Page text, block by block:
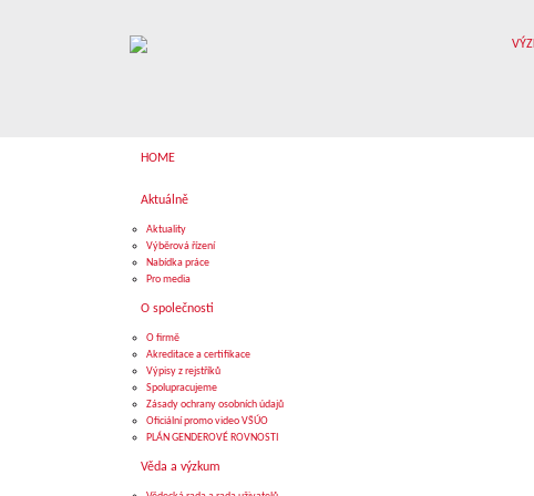
HOME
Aktuálně
Aktuality
Výběrová řízení
Nabídka práce
Pro media
O společnosti
O firmě
Akreditace a certifikace
Výpisy z rejstříků
Spolupracujeme
Zásady ochrany osobních údajů
Oficiální promo video VŠÚO
PLÁN GENDEROVÉ ROVNOSTI
Věda a výzkum